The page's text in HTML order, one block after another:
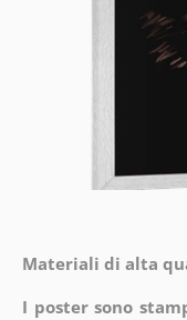
Materiali di alta
I poster sono